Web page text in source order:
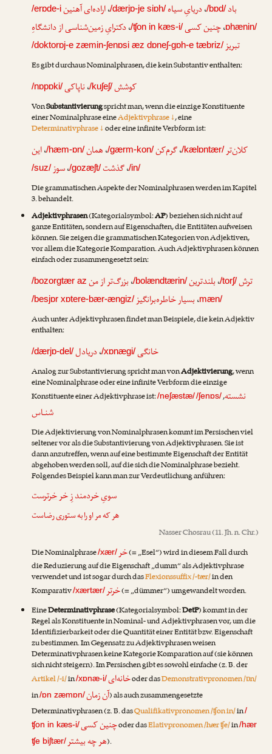
باد /bɒd/،دریایِ سیاه /dærjɒ-je siɒh/،اراده‌ای آهنین /erɒde-i
ɒhænin/،چنین کسی/ʧon in kæs-i/،دکترایِ زمین‌شناسی از دانشگاهِ
تبریز/doktorɒj-e zæmin-ʃenɒsi æz dɒneʃ-gɒh-e tæbriz/
Es gibt durchaus Nominalphrasen, die kein Substantiv enthalten:
کوشش/kuʃeʃ/،ناپاکی/nɒpɒki/
VonSubstantivierungspricht man, wenn die einzige Konstituente
einer Nominalphrase eineAdjektivphrase ↓, eine
Determinativphrase ↓oder eine infinite Verbform ist:
کلان‌تر/kælɒntær/،گرم‌کن/gærm-kon/،همان/hæm-ɒn/،این
/in/،گذشت /gozæʃt/،سوز/suz/
Die grammatischen Aspekte der Nominalphrasen werden im Kapitel
3. behandelt.
Adjektivphrasen(Kategorialsymbol:AP) beziehen sich nicht auf
ganze Entitäten, sondern auf Eigenschaften, die Entitäten aufweisen
können. Sie zeigen die grammatischen Kategorien von Adjektiven,
vor allem die Kategorie Komparation. Auch Adjektivphrasen können
einfach oder zusammengesetzt sein:
ترش/torʃ/،بلندترین/bolændtærin/،بزرگ‌تر از من /bozorgtær az
mæn/،بسیار خاطره‌برانگیز/besjɒr xɒtere-bær-ængiz/
Auch unter Adjektivphrasen findet man Beispiele, die kein Adjektiv
enthalten:
خانگی/xɒnægi/،دریادل/dærjɒ-del/
Analog zur Substantivierung spricht man vonAdjektivierung, wenn
eine Nominalphrase oder eine infinite Verbform die einzige
Konstituente einer Adjektivphrase ist:/neʃæstæ/ نشسته,
/ʃenɒs/
شنـاس
Die Adjektivierung von Nominalphrasen kommt im Persischen viel
seltener vor als die Substantivierung von Adjektivphrasen. Sie ist
dann anzutreffen, wenn auf eine bestimmte Eigenschaft der Entität
abgehoben werden soll, auf die sich die Nominalphrase bezieht.
Folgendes Beispiel kann man zur Verdeutlichung anführen:
سویِ خردمند زِ خرخرترست
هر که مر او را به ستوری رضاست
Nasser Chosrau(11. Jh. n. Chr.)
Die Nominalphrase/xær/خر(= „Esel“) wird in diesem Fall durch
die Reduzierung auf die Eigenschaft „dumm“ als Adjektivphrase
verwendet und ist sogar durch dasFlexionssuffix /-tær/in den
Komparativ/xærtær/خرتر(= „dümmer“) umgewandelt worden.
EineDeterminativphrase(Kategorialsymbol:DetP) kommt in der
Regel als Konstituente in Nominal- und Adjektivphrasen vor, um die
Identifizierbarkeit oder die Quantität einer Entität bzw. Eigenschaft
zu bestimmen. Im Gegensatz zu Adjektivphrasen weisen
Determinativphrasen keine Kategorie Komparation auf (sie können
sich nicht steigern). Im Persischen gibt es sowohl einfache (z. B. der
Artikel /-i/in/xɒnæ-i/خانه‌ایoder dasDemonstrativpronomen /ɒn/
in/ɒn zæmɒn/آن زمان) als auch zusammengesetzte
Determinativphrasen (z. B. dasQualifikativpronomen /ʧon in/in/
ʧon in kæs-i/چنین کسیoder dasElativpronomen /hær ʧe/in/hær
ʧe biʃtær/هر چه بیشتر).